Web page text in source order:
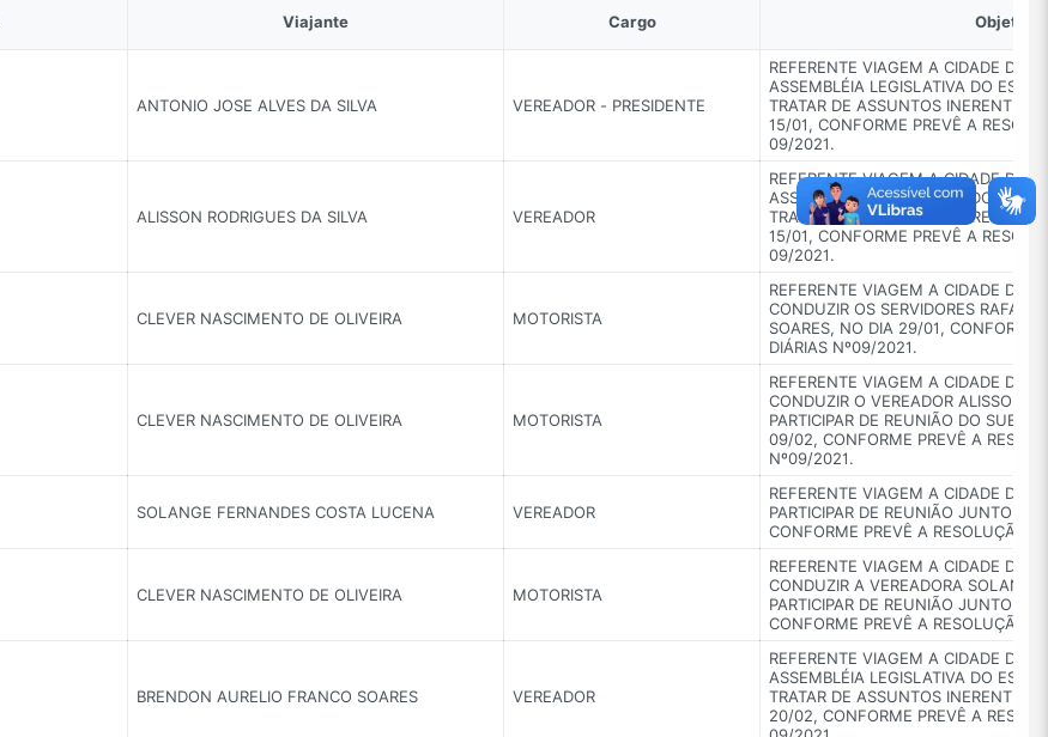
Viajante Cargo Objetivo
ANTONIO JOSE ALVES DA SILVA VEREADOR - PRESIDENTE
REFERENTE VIAGEM A CIDADE DE
ASSEMBLÉIA LEGISLATIVA DO
TRATAR DE ASSUNTOS INERENTES
15/01, CONFORME PREVÊ A
09/2021.
ALISSON RODRIGUES DA SILVA VEREADOR
REFERENTE VIAGEM A CIDADE DE
ASSEMBLÉIA LEGISLATIVA DO
TRATAR DE ASSUNTOS INERENTES
15/01, CONFORME PREVÊ A
09/2021.
CLEVER NASCIMENTO DE OLIVEIRA MOTORISTA
REFERENTE VIAGEM A CIDADE DE
CONDUZIR OS SERVIDORES RAFAEL
SOARES, NO DIA 29/01, CONFORME
DIÁRIAS Nº09/2021.
CLEVER NASCIMENTO DE OLIVEIRA MOTORISTA
REFERENTE VIAGEM A CIDADE DE
CONDUZIR O VEREADOR ALISSON
PARTICIPAR DE REUNIÃO DO
09/02, CONFORME PREVÊ A
Nº09/2021.
SOLANGE FERNANDES COSTA LUCENA VEREADOR
REFERENTE VIAGEM A CIDADE DE
PARTICIPAR DE REUNIÃO JUNTO A
CONFORME PREVÊ A RESOLUÇÃO
CLEVER NASCIMENTO DE OLIVEIRA MOTORISTA
REFERENTE VIAGEM A CIDADE DE
CONDUZIR A VEREADORA SOLANGE
PARTICIPAR DE REUNIÃO JUNTO A
CONFORME PREVÊ A RESOLUÇÃO
BRENDON AURELIO FRANCO SOARES VEREADOR
REFERENTE VIAGEM A CIDADE DE
ASSEMBLÉIA LEGISLATIVA DO
TRATAR DE ASSUNTOS INERENTES
20/02, CONFORME PREVÊ A